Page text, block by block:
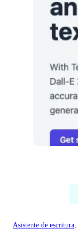
Asistente de escritura,